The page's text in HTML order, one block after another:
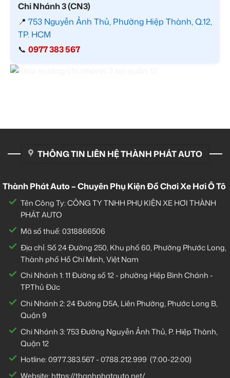
Chi Nhánh 3 (CN3)
📍 753 Nguyễn Ảnh Thủ, Phường Hiệp Thành, Q.12,
TP. HCM
📞 0977 383 567
THÔNG TIN LIÊN HỆ THÀNH PHÁT AUTO
Thành Phát Auto – Chuyên Phụ Kiện Đồ Chơi Xe Hơi Ô Tô
Tên Công Ty: CÔNG TY TNHH PHỤ KIỆN XE HƠI THÀNH
PHÁT AUTO
Mã số thuế: 0318866506
Địa chỉ: Số 24 Đường 250, Khu phố 60, Phường Phước Long,
Thành phố Hồ Chí Minh, Việt Nam
Chi Nhánh 1:11 Đường số 12 - phường Hiệp Bình Chánh -
TP.Thủ Đức
Chi Nhánh 2:24 Đường D5A, Liên Phường, Phước Long B,
Quận 9
Chi Nhánh 3:753 Đường Nguyễn Ảnh Thủ, P. Hiệp Thành,
Quận 12
Hotline:0977.383.567-0788.212.999 (7:00-22:00)
Website: https://thanhphatauto.net/